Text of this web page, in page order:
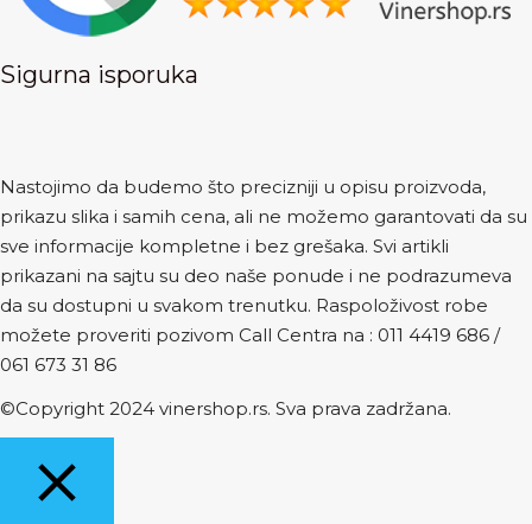
Sigurna isporuka
Nastojimo da budemo što precizniji u opisu proizvoda,
prikazu slika i samih cena, ali ne možemo garantovati da su
sve informacije kompletne i bez grešaka. Svi artikli
prikazani na sajtu su deo naše ponude i ne podrazumeva
da su dostupni u svakom trenutku. Raspoloživost robe
možete proveriti pozivom Call Centra na : 011 4419 686 /
061 673 31 86
©Copyright 2024 vinershop.rs. Sva prava zadržana.